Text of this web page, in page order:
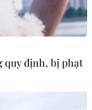
trong vụ Đông Xuân
quy định, bị phạt